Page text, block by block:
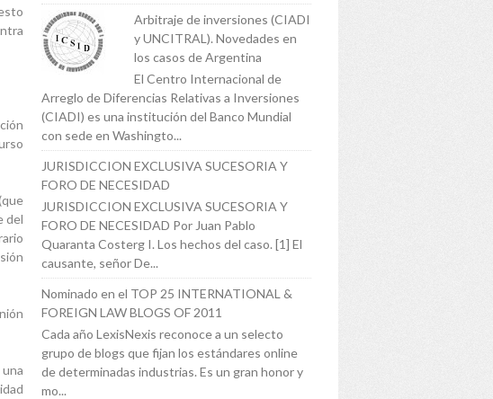
del
Arbitraje de inversiones (CIADI
y UNCITRAL). Novedades en
los casos de Argentina
El Centro Internacional de
Arreglo de Diferencias Relativas a Inversiones
(CIADI) es una institución del Banco Mundial
con sede en Washingto...
JURISDICCION EXCLUSIVA SUCESORIA Y
FORO DE NECESIDAD
JURISDICCION EXCLUSIVA SUCESORIA Y
FORO DE NECESIDAD Por Juan Pablo
Quaranta Costerg I. Los hechos del caso. [1] El
causante, señor De...
Nominado en el TOP 25 INTERNATIONAL &
FOREIGN LAW BLOGS OF 2011
Cada año LexisNexis reconoce a un selecto
grupo de blogs que fijan los estándares online
de determinadas industrias. Es un gran honor y
mo...